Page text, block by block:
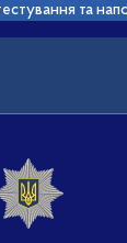
та